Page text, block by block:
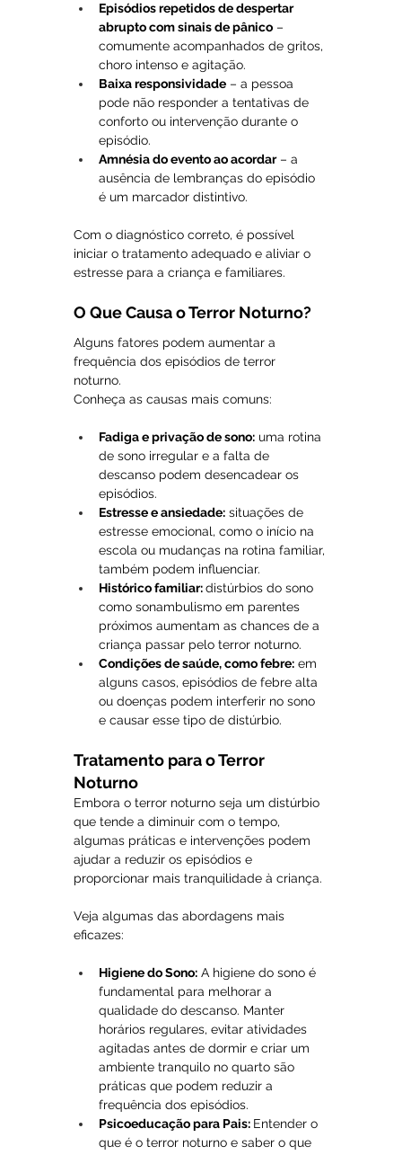
Episódios repetidos de despertar
abrupto com sinais de pânico –
comumente acompanhados de gritos,
choro intenso e agitação.
Baixa responsividade – a pessoa
pode não responder a tentativas de
conforto ou intervenção durante o
episódio.
Amnésia do evento ao acordar – a
ausência de lembranças do episódio
é um marcador distintivo.
Com o diagnóstico correto, é possível
iniciar o tratamento adequado e aliviar o
estresse para a criança e familiares.
O Que Causa o Terror Noturno?
Alguns fatores podem aumentar a
frequência dos episódios de terror
noturno.
Conheça as causas mais comuns:
Fadiga e privação de sono: uma rotina
de sono irregular e a falta de
descanso podem desencadear os
episódios.
Estresse e ansiedade: situações de
estresse emocional, como o início na
escola ou mudanças na rotina familiar,
também podem influenciar.
Histórico familiar: distúrbios do sono
como sonambulismo em parentes
próximos aumentam as chances de a
criança passar pelo terror noturno.
Condições de saúde, como febre: em
alguns casos, episódios de febre alta
ou doenças podem interferir no sono
e causar esse tipo de distúrbio.
Tratamento para o Terror
Noturno
Embora o terror noturno seja um distúrbio
que tende a diminuir com o tempo,
algumas práticas e intervenções podem
ajudar a reduzir os episódios e
proporcionar mais tranquilidade à criança.
Veja algumas das abordagens mais
eficazes:
Higiene do Sono: A higiene do sono é
fundamental para melhorar a
qualidade do descanso. Manter
horários regulares, evitar atividades
agitadas antes de dormir e criar um
ambiente tranquilo no quarto são
práticas que podem reduzir a
frequência dos episódios.
Psicoeducação para Pais: Entender o
que é o terror noturno e saber o que